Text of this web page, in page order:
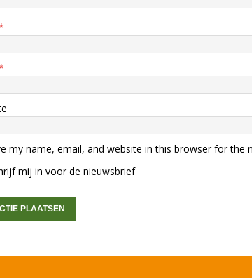
my name, email, and website in this browser for the
mij in voor de nieuwsbrief